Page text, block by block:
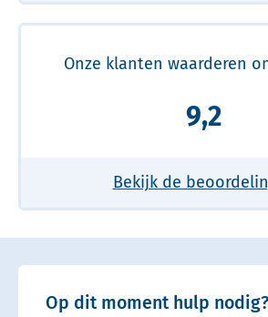
Onze klanten waarderen
9,2
Bekijk de
Op dit moment hulp nodig?